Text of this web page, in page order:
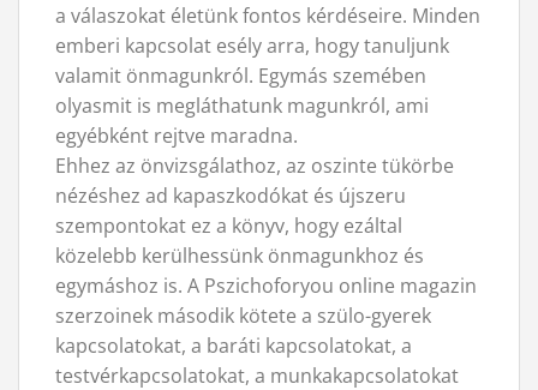
a válaszokat életünk fontos kérdéseire. Minden
emberi kapcsolat esély arra, hogy tanuljunk
valamit önmagunkról. Egymás szemében
olyasmit is megláthatunk magunkról, ami
egyébként rejtve maradna.
Ehhez az önvizsgálathoz, az oszinte tükörbe
nézéshez ad kapaszkodókat és újszeru
szempontokat ez a könyv, hogy ezáltal
közelebb kerülhessünk önmagunkhoz és
egymáshoz is. A Pszichoforyou online magazin
szerzoinek második kötete a szülo-gyerek
kapcsolatokat, a baráti kapcsolatokat, a
testvérkapcsolatokat, a munkakapcsolatokat